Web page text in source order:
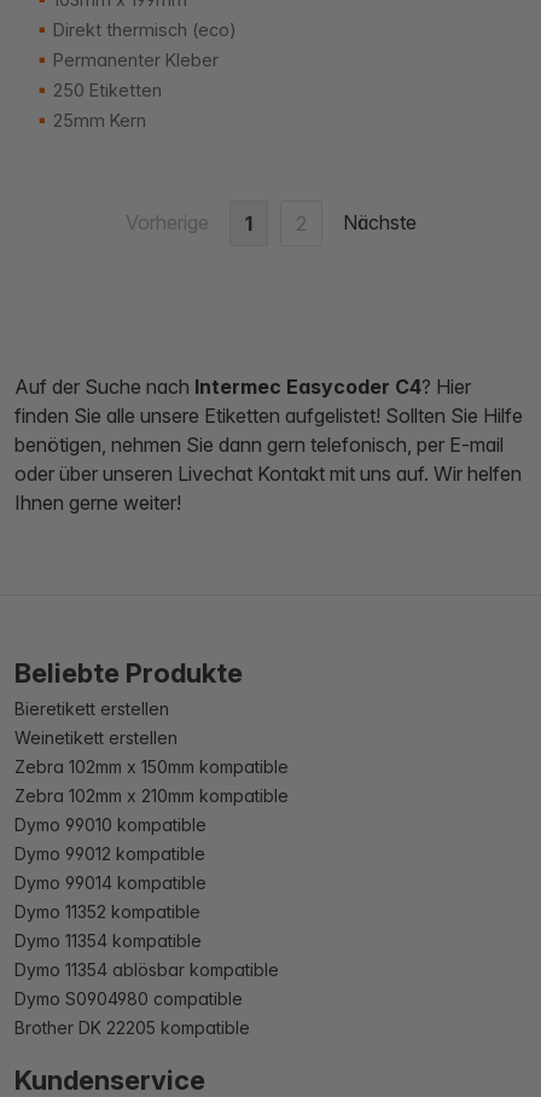
Direkt thermisch (eco)
Permanenter Kleber
250 Etiketten
25mm Kern
Vorherige 1 2 Nächste
Auf der Suche nach Intermec Easycoder C4? Hier
finden Sie alle unsere Etiketten aufgelistet! Sollten Sie Hilfe
benötigen, nehmen Sie dann gern telefonisch, per E-mail
oder über unseren Livechat Kontakt mit uns auf. Wir helfen
Ihnen gerne weiter!
Beliebte Produkte
Bieretikett erstellen
Weinetikett erstellen
Zebra 102mm x 150mm kompatible
Zebra 102mm x 210mm kompatible
Dymo 99010 kompatible
Dymo 99012 kompatible
Dymo 99014 kompatible
Dymo 11352 kompatible
Dymo 11354 kompatible
Dymo 11354 ablösbar kompatible
Dymo S0904980 compatible
Brother DK 22205 kompatible
Kundenservice